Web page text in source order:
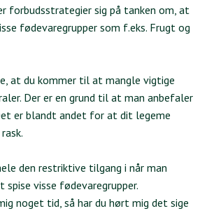
forbudsstrategier sig på tanken om, at
fødevaregrupper som f.eks. Frugt og
at du kommer til at mangle vigtige
Der er en grund til at man anbefaler
er blandt andet for at dit legeme
den restriktive tilgang i når man
spise visse fødevaregrupper.
noget tid, så har du hørt mig det sige